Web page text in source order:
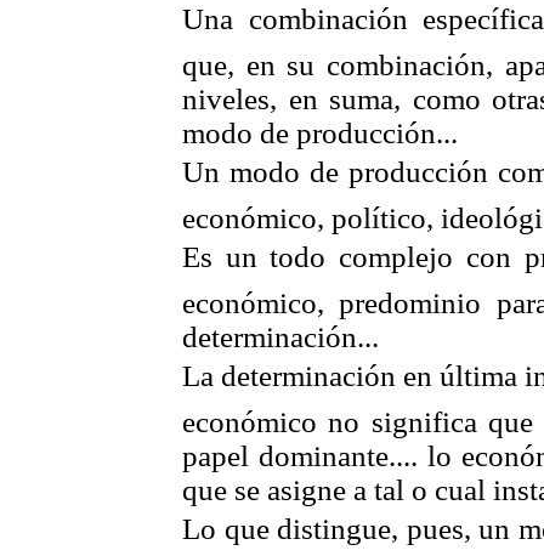
Una combinación
que, en su combinación,
niveles, en suma, como
modo de producción...
Un modo de producción
económico, político,
Es un todo complejo con
económico, predominio
determinación...
La determinación en última
económico no significa
papel dominante.... lo
que se asigne a tal o cual
Lo que distingue, pues, un